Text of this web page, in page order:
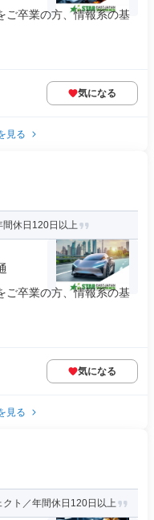
ご卒業の方、情報系の基
気になる
見る
間休日120日以上
ご卒業の方、情報系の基
気になる
見る
ト／年間休日120日以上